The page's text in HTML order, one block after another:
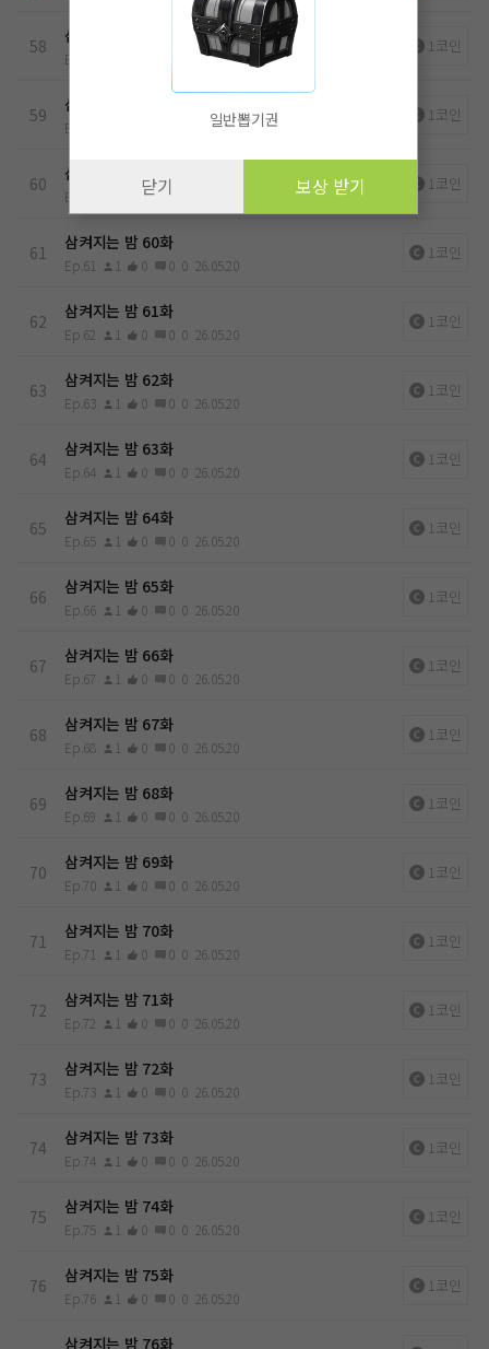
58 삼켜지는 밤 57화
Ep.58 26.05.20
1코인
59 삼켜지는 밤 58화
Ep.59 26.05.20
1코인
60 삼켜지는 밤 59화
Ep.60 0 0
1코인
61 삼켜지는 밤 60화
Ep.61 1 0 0 0 26.05.20
1코인
62 삼켜지는 밤 61화
Ep.62 1 0 0 0 26.05.20
1코인
63 삼켜지는 밤 62화
Ep.63 1 0 0 0 26.05.20
1코인
64 삼켜지는 밤 63화
Ep.64 1 0 0 0 26.05.20
1코인
65 삼켜지는 밤 64화
Ep.65 1 0 0 0 26.05.20
1코인
66 삼켜지는 밤 65화
Ep.66 1 0 0 0 26.05.20
1코인
67 삼켜지는 밤 66화
Ep.67 1 0 0 0 26.05.20
1코인
68 삼켜지는 밤 67화
Ep.68 1 0 0 0 26.05.20
1코인
69 삼켜지는 밤 68화
Ep.69 1 0 0 0 26.05.20
1코인
70 삼켜지는 밤 69화
Ep.70 1 0 0 0 26.05.20
1코인
71 삼켜지는 밤 70화
Ep.71 1 0 0 0 26.05.20
1코인
72 삼켜지는 밤 71화
Ep.72 1 0 0 0 26.05.20
1코인
73 삼켜지는 밤 72화
Ep.73 1 0 0 0 26.05.20
1코인
74 삼켜지는 밤 73화
Ep.74 1 0 0 0 26.05.20
1코인
75 삼켜지는 밤 74화
Ep.75 1 0 0 0 26.05.20
1코인
76 삼켜지는 밤 75화
Ep.76 1 0 0 0 26.05.20
1코인
삼켜지는 밤 76화
일반뽑기권
닫기 보상 받기